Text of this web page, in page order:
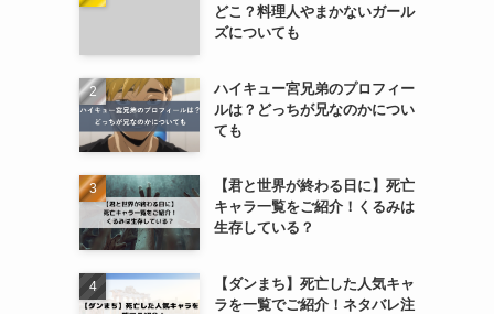
どこ？料理人やまかないガール
ズについても
ハイキュー宮兄弟のプロフィー
ルは？どっちが兄なのかについ
ても
【君と世界が終わる日に】死亡
キャラ一覧をご紹介！くるみは
生存している？
【ダンまち】死亡した人気キャ
ラを一覧でご紹介！ネタバレ注